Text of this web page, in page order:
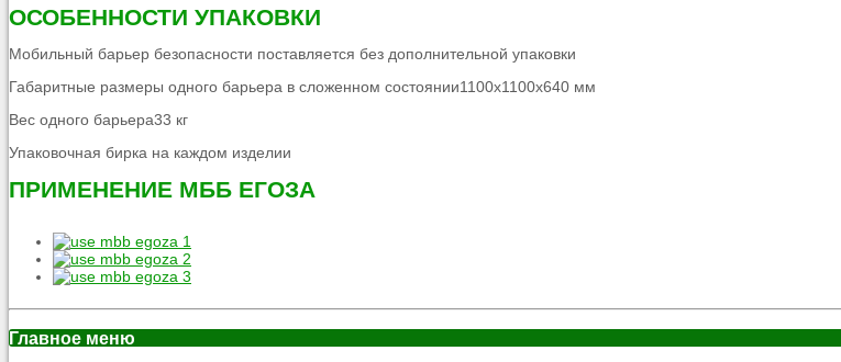
ОСОБЕННОСТИ УПАКОВКИ
Мобильный барьер безопасности поставляется без дополнительной упаковки
Габаритные размеры одного барьера в сложенном состоянии1100х1100х640 мм
Вес одного барьера33 кг
Упаковочная бирка на каждом изделии
ПРИМЕНЕНИЕ МББ ЕГОЗА
Главное меню